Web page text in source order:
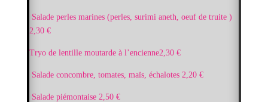
Salade perles marines (perles, surimi aneth, oeuf de truite )
2,30 €
Tryo de lentille moutarde à l’encienne2,30 €
Salade concombre, tomates, maïs, échalotes 2,20 €
Salade piémontaise 2,50 €